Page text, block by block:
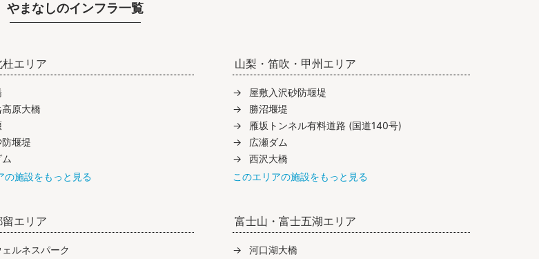
やまなしのインフラ一覧
エリア
高原大橋
防堰堤
の施設をもっと見る
山梨・笛吹・甲州エリア
屋敷入沢砂防堰堤
勝沼堰堤
雁坂トンネル有料道路 (国道140号)
広瀬ダム
西沢大橋
このエリアの施設をもっと見る
エリア
ルネスパーク
富士山・富士五湖エリア
河口湖大橋